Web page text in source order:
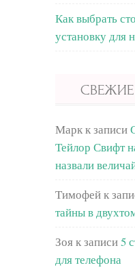
Как выбрать
установку для
Маркк записи
Тейлор Свифт
назвали
Тимофейк
тайны в
Зояк записи5
для телефона